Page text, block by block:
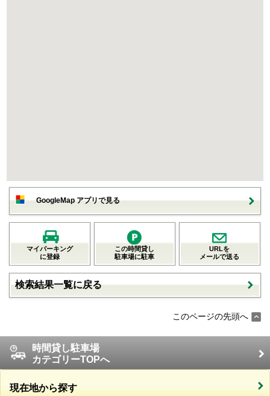
GoogleMap アプリで見る
マイパーキング
に登録
この時間貸し
駐車場に駐車
URLを
メールで送る
検索結果一覧に戻る
このページの先頭へ
時間貸し駐車場
カテゴリーTOPへ
現在地から探す